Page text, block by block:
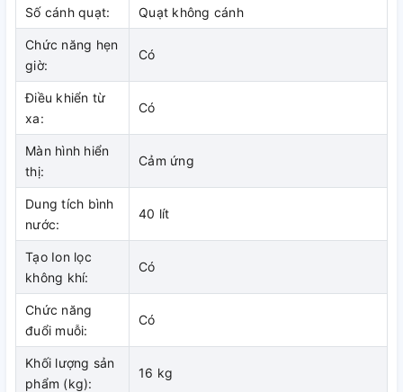
THIẾT KẾ SANG TRỌNG - TIỆN SỬ DỤNG
Thiết kế hiện đại, trang nhã
Máy làm mát không khí SUNHOUSE SHD7750
làm bằng đồng nguyên chất siêu bền, hoạt động ổn định.
Thân máy làm bằng nhựa ABS bền đẹp, bề mặt sáng bóng,
hạn chế bám bụi, dễ dàng vệ sinh. Sản phẩm có kiểu dáng
lịch sự, màu đen trắng nổi bật, kích thước nhỏ gọn, tiết kiệm
diện tích, phù hợp với nhiều không gian khác nhau.
Số cánh quạt: Quạt không cánh
Chức năng hẹn
giờ:
Có
Điều khiển từ
xa:
Có
Màn hình hiển
thị:
Cảm ứng
Dung tích bình
nước:
40 lít
Tạo Ion lọc
không khí:
Có
Chức năng
đuổi muỗi:
Có
Khối lượng sản
phẩm (kg):
16 kg